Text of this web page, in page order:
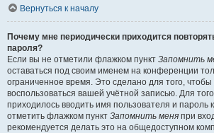
Вернуться к началу
Почему мне периодически приходится
пароля?
Если вы не отметили флажком пункт Запомнить
оставаться под своим именем на конференции
ограниченное время. Это сделано для того, чтобы
воспользоваться вашей учётной записью. Для
приходилось вводить имя пользователя и
отметить флажком пункт Запомнить меня при
рекомендуется делать это на общедоступном